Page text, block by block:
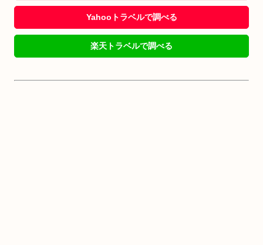
Yahooトラベルで調べる
楽天トラベルで調べる